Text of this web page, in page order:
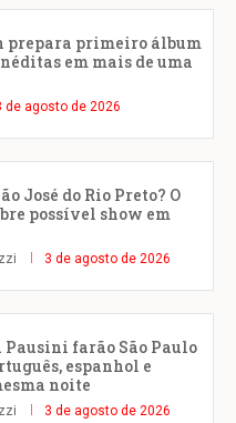
primeiro álbum
em mais de uma
de agosto de 2026
José do Rio Preto? O
possível show em
3 de agosto de 2026
farão São Paulo
espanhol e
noite
3 de agosto de 2026